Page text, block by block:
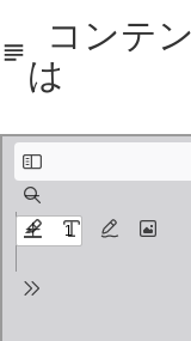
コンテ
は